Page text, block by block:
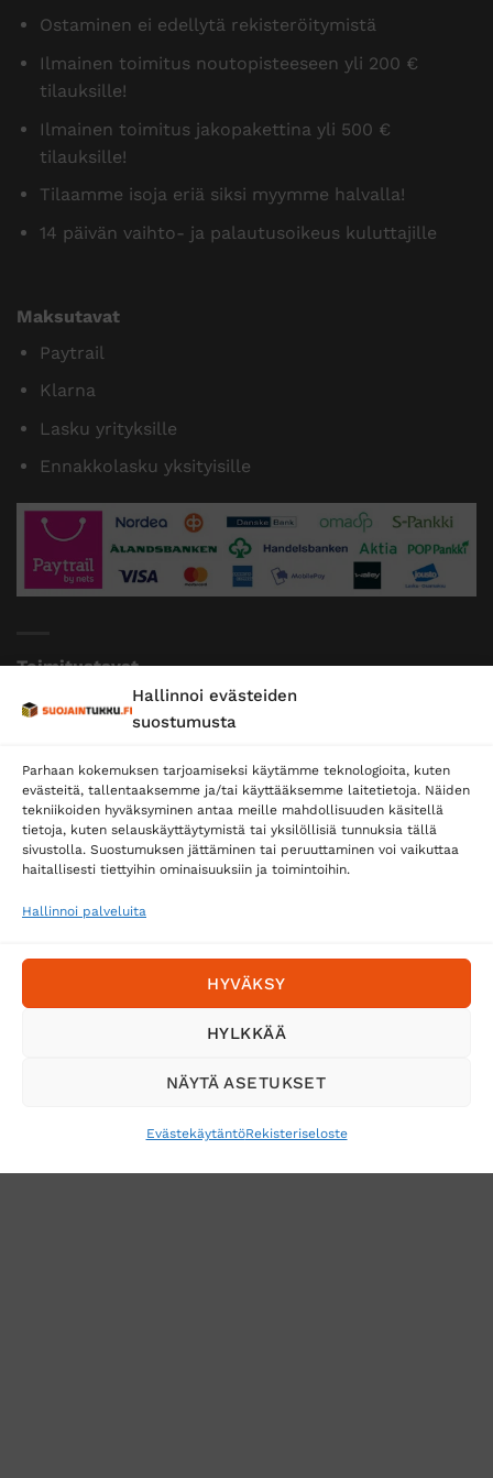
Hallinnoi evästeiden
suostumusta
Parhaan kokemuksen tarjoamiseksi käytämme teknologioita, kuten
evästeitä, tallentaaksemme ja/tai käyttääksemme laitetietoja. Näiden
tekniikoiden hyväksyminen antaa meille mahdollisuuden käsitellä
tietoja, kuten selauskäyttäytymistä tai yksilöllisiä tunnuksia tällä
sivustolla. Suostumuksen jättäminen tai peruuttaminen voi vaikuttaa
haitallisesti tiettyihin ominaisuuksiin ja toimintoihin.
Hallinnoi palveluita
HYVÄKSY
HYLKKÄÄ
NÄYTÄ ASETUKSET
EvästekäytäntöRekisteriseloste
Ostaminen ei edellytä rekisteröitymistä
Ilmainen toimitus noutopisteeseen yli 200 €
tilauksille!
Ilmainen toimitus jakopakettina yli 500 €
tilauksille!
Tilaamme isoja eriä siksi myymme halvalla!
14 päivän vaihto- ja palautusoikeus kuluttajille
Maksutavat
Paytrail
Klarna
Lasku yrityksille
Ennakkolasku yksityisille
Toimitustavat
Posti
Postnord
Tilaa uutiskirje ja saat erikoisalennuksia